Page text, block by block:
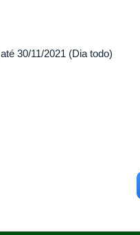
até30/11/2021 (Dia todo)